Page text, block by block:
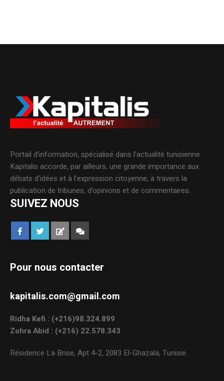
Portail d’information, spécialisé dans l’actualité tunisienne.
Kapitalis accorde, par ailleurs, une grande importance aux
débats d’idées et à l’expression citoyenne, à travers la
publication de tribunes, d’opinions et de commentaires.
SUIVEZ NOUS
Pour nous contacter
kapitalis.com@gmail.com
Ridha Kefi : (+216)98.324.899
Zohra Abid : (+216) 22.578.343
Résidence La Brise, Apt 4-2, 2083 El-Ghazala, Tunisie.